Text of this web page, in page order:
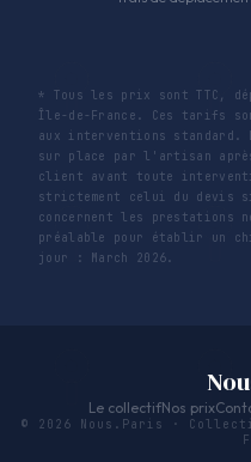
* Tous les prix sont TTC,
Île-de-France. Ces tarifs
aux interventions
sur place par l'artisan
client avant toute
strictement celui du devis
concernent les prestations
préalable pour établir un
jour : March 2026.
Le collectifNos prix
© 2026 Nous.Paris ·